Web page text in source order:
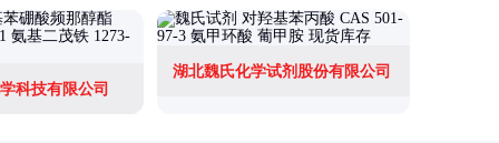
科技有限公司
湖北魏氏化学试剂股份有限公司